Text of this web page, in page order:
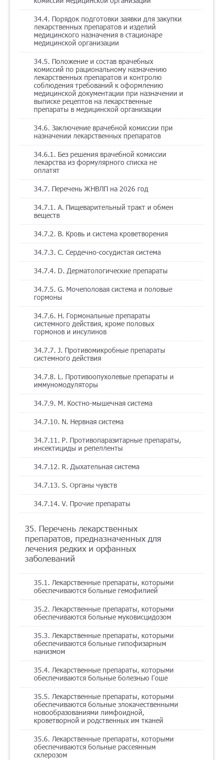
34.4. Порядок подготовки заявки для закупки
лекарственных препаратов и изделий
медицинского назначения в стационаре
медицинской организации
34.5. Положение и состав врачебных
комиссий по рациональному назначению
лекарственных препаратов и контролю
соблюдения требований к оформлению
медицинской документации при назначении и
выписке рецептов на лекарственные
препараты в медицинской организации
34.6. Заключение врачебной комиссии при
назначении лекарственных препаратов
34.6.1. Без решения врачебной комиссии
лекарства из формулярного списка не
оплатят
34.7. Перечень ЖНВЛП на 2026 год
34.7.1. A. Пищеварительный тракт и обмен
веществ
34.7.2. B. Кровь и система кроветворения
34.7.3. C. Сердечно-сосудистая система
34.7.4. D. Дерматологические препараты
34.7.5. G. Мочеполовая система и половые
гормоны
34.7.6. H. Гормональные препараты
системного действия, кроме половых
гормонов и инсулинов
34.7.7. J. Противомикробные препараты
системного действия
34.7.8. L. Противоопухолевые препараты и
иммуномодуляторы
34.7.9. M. Костно-мышечная система
34.7.10. N. Нервная система
34.7.11. P. Противопаразитарные препараты,
инсектициды и репелленты
34.7.12. R. Дыхательная система
34.7.13. S. Органы чувств
34.7.14. V. Прочие препараты
35. Перечень лекарственных
препаратов, предназначенных для
лечения редких и орфанных
заболеваний
35.1. Лекарственные препараты, которыми
обеспечиваются больные гемофилией
35.2. Лекарственные препараты, которыми
обеспечиваются больные муковисцидозом
35.3. Лекарственные препараты, которыми
обеспечиваются больные гипофизарным
нанизмом
35.4. Лекарственные препараты, которыми
обеспечиваются больные болезнью Гоше
35.5. Лекарственные препараты, которыми
обеспечиваются больные злокачественными
новообразованиями лимфоидной,
кроветворной и родственных им тканей
35.6. Лекарственные препараты, которыми
обеспечиваются больные рассеянным
склерозом